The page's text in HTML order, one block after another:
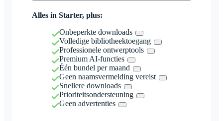
Alles in Starter, plus:
Onbeperkte downloads
Volledige bibliotheektoegang
Professionele ontwerptools
Premium AI-functies
Één bundel per maand
Geen naamsvermelding vereist
Snellere downloads
Prioriteitsondersteuning
Geen advertenties